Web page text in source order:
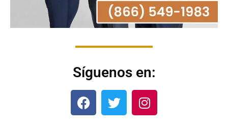
Síguenos en: